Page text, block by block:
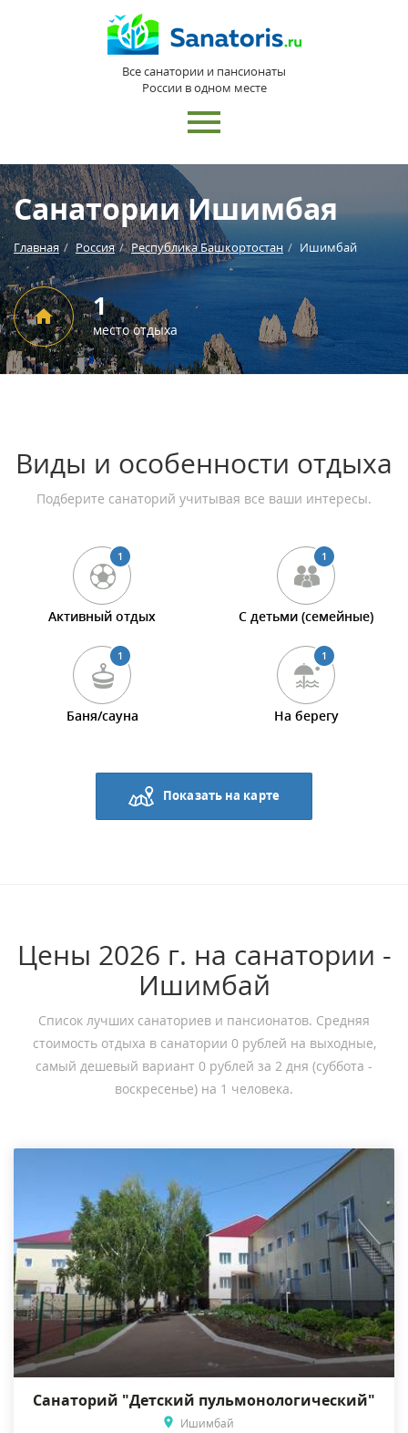
Все санатории и пансионаты
России в одном месте
Санатории Ишимбая
Главная Россия Республика Башкортостан Ишимбай
1
место отдыха
Виды и особенности отдыха
Подберите санаторий учитывая все ваши интересы.
1
Активный отдых
1
С детьми (семейные)
1
Баня/сауна
1
На берегу
Показать на карте
Цены 2026 г. на санатории -
Ишимбай
Список лучших санаториев и пансионатов. Средняя
стоимость отдыха в санатории 0 рублей на выходные,
самый дешевый вариант 0 рублей за 2 дня (суббота -
воскресенье) на 1 человека.
Санаторий "Детский пульмонологический"
Ишимбай